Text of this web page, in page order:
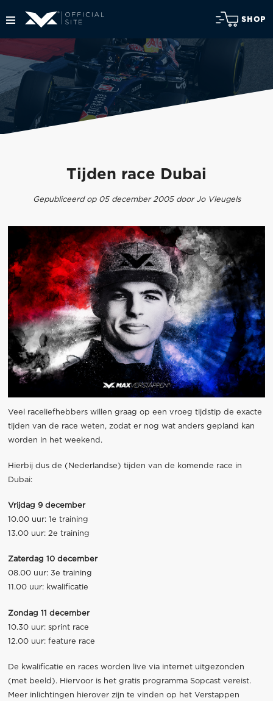
SHOP
Tijden race Dubai
Gepubliceerd op 05 december 2005 door Jo Vleugels
Veel raceliefhebbers willen graag op een vroeg tijdstip de exacte
tijden van de race weten, zodat er nog wat anders gepland kan
worden in het weekend.
Hierbij dus de (Nederlandse) tijden van de komende race in
Dubai:
Vrijdag 9 december
10.00 uur: 1e training
13.00 uur: 2e training
Zaterdag 10 december
08.00 uur: 3e training
11.00 uur: kwalificatie
Zondag 11 december
10.30 uur: sprint race
12.00 uur: feature race
De kwalificatie en races worden live via internet uitgezonden
(met beeld). Hiervoor is het gratis programma Sopcast vereist.
Meer inlichtingen hierover zijn te vinden op het Verstappen